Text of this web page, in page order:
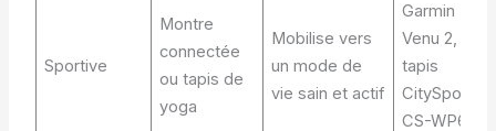
Sportive
Montre
connectée
ou tapis de
yoga
Mobilise vers
un mode de
vie sain et actif
Garmin
Venu 2,
tapis
CitySports
CS-WP6